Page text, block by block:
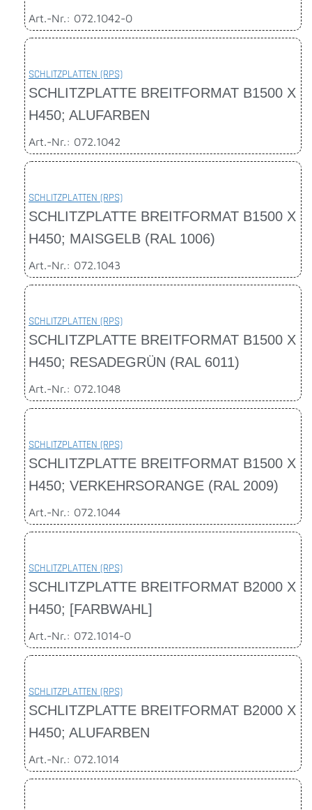
Art.-Nr.: 072.1042-0
SCHLITZPLATTEN (RPS)
SCHLITZPLATTE BREITFORMAT B1500 X
H450; ALUFARBEN
Art.-Nr.: 072.1042
SCHLITZPLATTEN (RPS)
SCHLITZPLATTE BREITFORMAT B1500 X
H450; MAISGELB (RAL 1006)
Art.-Nr.: 072.1043
SCHLITZPLATTEN (RPS)
SCHLITZPLATTE BREITFORMAT B1500 X
H450; RESADEGRÜN (RAL 6011)
Art.-Nr.: 072.1048
SCHLITZPLATTEN (RPS)
SCHLITZPLATTE BREITFORMAT B1500 X
H450; VERKEHRSORANGE (RAL 2009)
Art.-Nr.: 072.1044
SCHLITZPLATTEN (RPS)
SCHLITZPLATTE BREITFORMAT B2000 X
H450; [FARBWAHL]
Art.-Nr.: 072.1014-0
SCHLITZPLATTEN (RPS)
SCHLITZPLATTE BREITFORMAT B2000 X
H450; ALUFARBEN
Art.-Nr.: 072.1014